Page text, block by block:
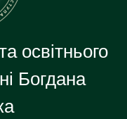
освітнього
Богдана